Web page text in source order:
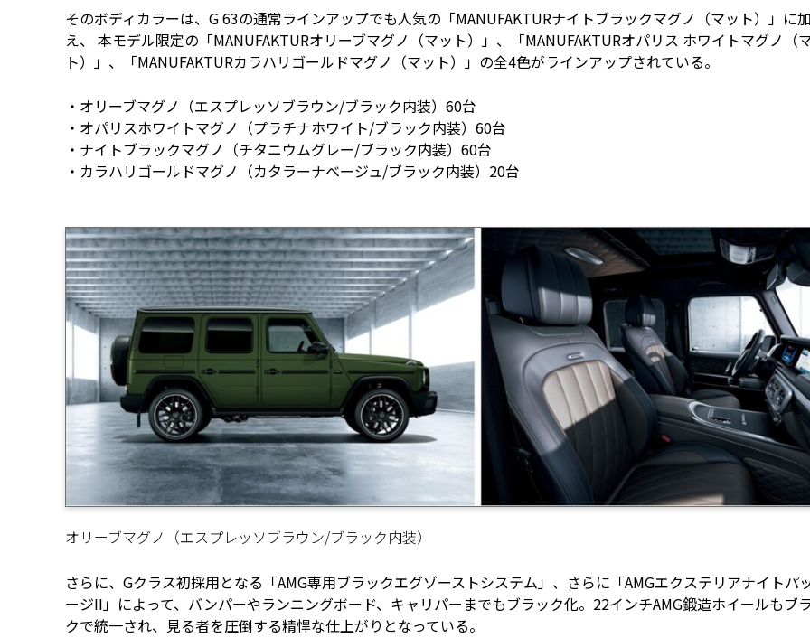
そのボディカラーは、G 63の通常ラインアップでも人気の「MANUFAKTURナイトブラックマグノ（マット）」に
え、 本モデル限定の「MANUFAKTURオリーブマグノ（マット）」、「MANUFAKTURオパリス ホワイトマグノ（
ト）」、「MANUFAKTURカラハリゴールドマグノ（マット）」の全4色がラインアップされている。
・オリーブマグノ（エスプレッソブラウン/ブラック内装）60台
・オパリスホワイトマグノ（プラチナホワイト/ブラック内装）60台
・ナイトブラックマグノ（チタニウムグレー/ブラック内装）60台
・カラハリゴールドマグノ（カタラーナベージュ/ブラック内装）20台
オリーブマグノ（エスプレッソブラウン/ブラック内装）
さらに、Gクラス初採用となる「AMG専用ブラックエグゾーストシステム」、さらに「AMGエクステリアナイトパ
ージII」によって、バンパーやランニングボード、キャリパーまでもブラック化。22インチAMG鍛造ホイールもブ
クで統一され、見る者を圧倒する精悍な仕上がりとなっている。